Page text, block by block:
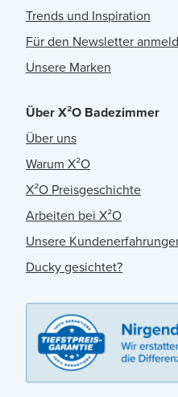
Trends und Inspiration
Für den Newsletter
Unsere Marken
Über X²O Badezimmer
Über uns
Warum X²O
X²O Preisgeschichte
Arbeiten bei X²O
Unsere
Ducky gesichtet?